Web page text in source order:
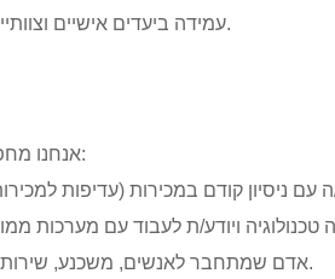
עמידה ביעדים אישיים וצוותיים עם תגמול מפנק.
אנחנו מחפשים אותך אם את/ה:
- אדם שמתחבר לאנשים, משכנע, שירותי, עם דרייב להצליח.